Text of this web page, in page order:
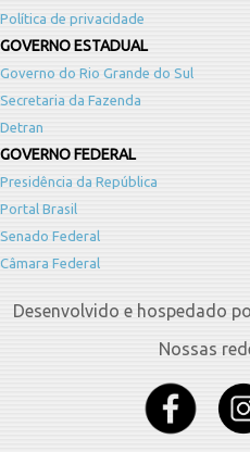
Política de privacidade
GOVERNO ESTADUAL
Governo do Rio Grande do Sul
Secretaria da Fazenda
Detran
GOVERNO FEDERAL
Presidência da República
Portal Brasil
Senado Federal
Câmara Federal
Desenvolvido e hospedado
Nossas